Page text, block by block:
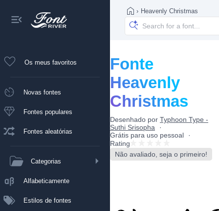
Os meus favoritos
Novas fontes
Fontes populares
Fontes aleatórias
Categorias
Alfabeticamente
Estilos de fontes
› Heavenly Christmas
Fonte
Heavenly
Christmas
Desenhado por Typhoon Type -
Suthi Srisopha
Grátis para uso pessoal
Rating
Não avaliado, seja o primeiro!